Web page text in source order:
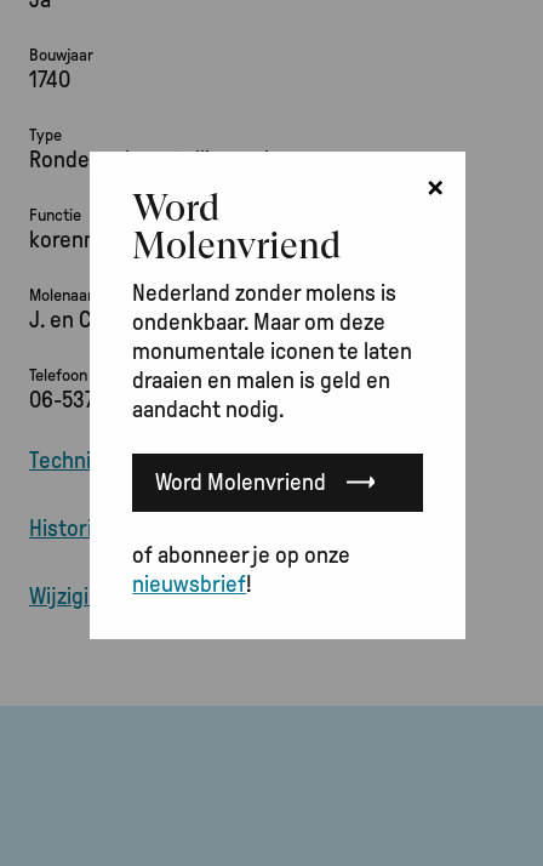
Bouwjaar
1740
Type
Ronde molen, stellingmolen
Functie
korenmolen
Molenaar
J. en C. Bouma
Telefoon
06-53786149 / 06-52431514
Technische informatie over deze molen
Historische informatie over deze molen
Wijzigingen doorgeven
×
Word
Molenvriend
Nederland zonder molens is
ondenkbaar. Maar om deze
monumentale iconen te laten
draaien en malen is geld en
aandacht nodig.
Word Molenvriend
of abonneer je op onze
nieuwsbrief!